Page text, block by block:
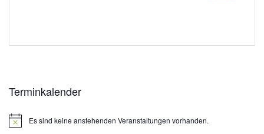
Terminkalender
HinweisEs sind keine anstehenden Veranstaltungen vorhanden.